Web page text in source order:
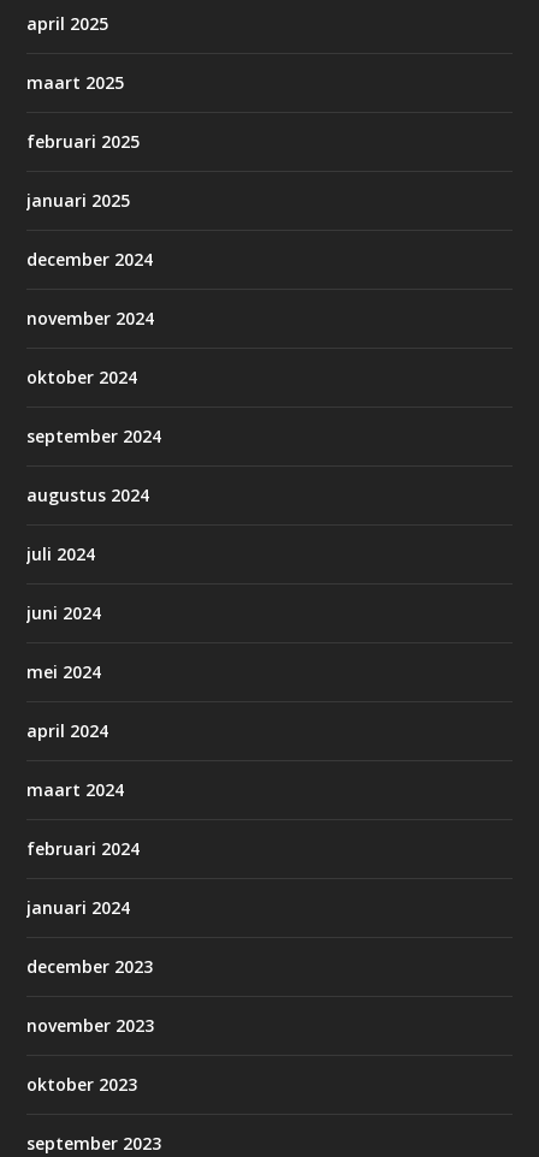
april 2025
maart 2025
februari 2025
januari 2025
december 2024
november 2024
oktober 2024
september 2024
augustus 2024
juli 2024
juni 2024
mei 2024
april 2024
maart 2024
februari 2024
januari 2024
december 2023
november 2023
oktober 2023
september 2023